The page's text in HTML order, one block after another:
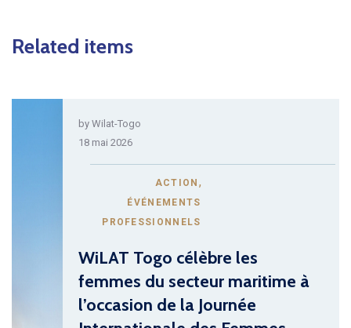
Related items
by Wilat-Togo
18 mai 2026
ACTION ,
ÉVÉNEMENTS
PROFESSIONNELS
WiLAT Togo célèbre les
femmes du secteur maritime à
l’occasion de la Journée